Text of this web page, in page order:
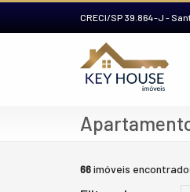
CRECI/SP 39.864-J -
66imóveis